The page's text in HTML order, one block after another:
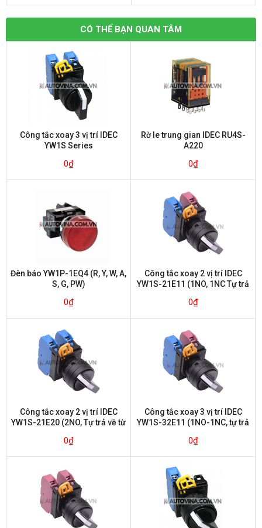
CÓ THỂ BẠN QUAN TÂM
Công tắc xoay 3 vị trí IDEC
YW1S Series
0₫
Rờ le trung gian IDEC RU4S-
A220
0₫
Đèn báo YW1P-1EQ4 (R, Y, W, A,
S, G, PW)
0₫
Công tắc xoay 2 vị trí IDEC
YW1S-21E11 (1NO, 1NC Tự trả
0₫
Công tắc xoay 2 vị trí IDEC
YW1S-21E20 (2NO, Tự trả về từ
0₫
Công tắc xoay 3 vị trí IDEC
YW1S-32E11 (1NO-1NC, tự trả
0₫